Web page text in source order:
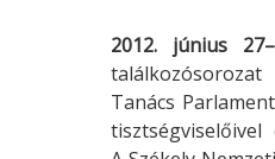
2012. június
Tanács
tisztségviselőivel